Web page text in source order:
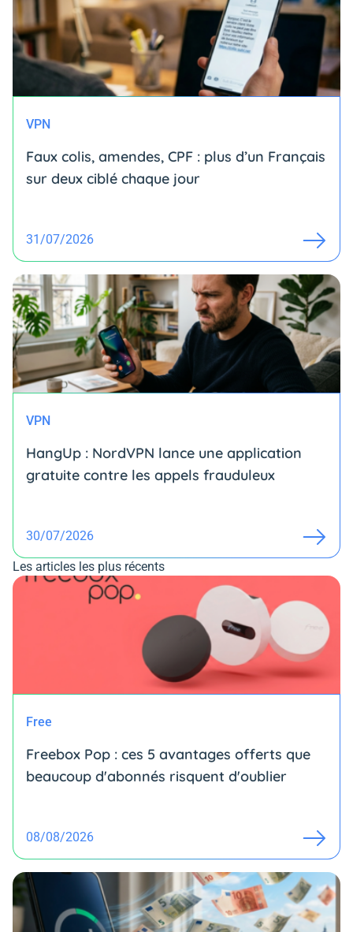
VPN
Faux colis, amendes, CPF : plus d’un Français
sur deux ciblé chaque jour
31/07/2026
VPN
HangUp : NordVPN lance une application
gratuite contre les appels frauduleux
30/07/2026
Les articles les plus récents
Free
Freebox Pop : ces 5 avantages offerts que
beaucoup d'abonnés risquent d'oublier
08/08/2026